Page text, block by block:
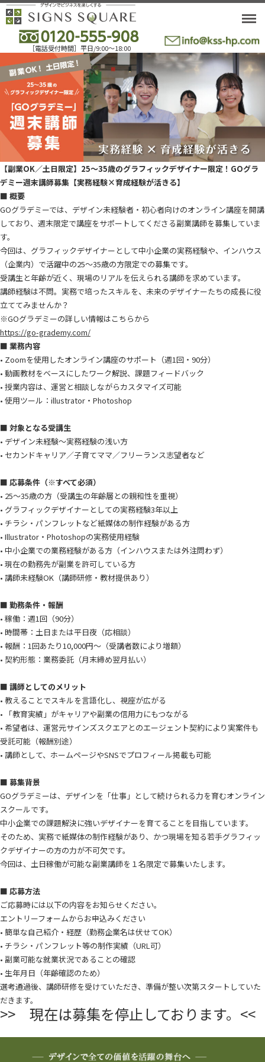
［電話受付時間］平日/9:00〜18:00
【副業OK／土日限定】25〜35歳のグラフィックデザイナー限定！GOグラ
デミー週末講師募集【実務経験×育成経験が活きる】
■ 概要
GOグラデミーでは、デザイン未経験者・初心者向けのオンライン講座を開講
しており、週末限定で講座をサポートしてくださる副業講師を募集していま
す。
今回は、グラフィックデザイナーとして中小企業の実務経験や、インハウス
（企業内）で活躍中の25〜35歳の方限定での募集です。
受講生と年齢が近く、現場のリアルを伝えられる講師を求めています。
講師経験は不問。実務で培ったスキルを、未来のデザイナーたちの成長に役
立ててみませんか？
※GOグラデミーの詳しい情報はこちらから
https://go-grademy.com/
■ 業務内容
• Zoomを使用したオンライン講座のサポート（週1回・90分）
• 動画教材をベースにしたワーク解説、課題フィードバック
• 授業内容は、運営と相談しながらカスタマイズ可能
• 使用ツール：illustrator・Photoshop
■ 対象となる受講生
• デザイン未経験〜実務経験の浅い方
• セカンドキャリア／子育てママ／フリーランス志望者など
■ 応募条件（※すべて必須）
• 25〜35歳の方（受講生の年齢層との親和性を重視）
• グラフィックデザイナーとしての実務経験3年以上
• チラシ・パンフレットなど紙媒体の制作経験がある方
• Illustrator・Photoshopの実務使用経験
• 中小企業での業務経験がある方（インハウスまたは外注問わず）
• 現在の勤務先が副業を許可している方
• 講師未経験OK（講師研修・教材提供あり）
■ 勤務条件・報酬
• 稼働：週1回（90分）
• 時間帯：土日または平日夜（応相談）
• 報酬：1回あたり10,000円〜（受講者数により増額）
• 契約形態：業務委託（月末締め翌月払い）
■ 講師としてのメリット
• 教えることでスキルを言語化し、視座が広がる
• 「教育実績」がキャリアや副業の信用力にもつながる
• 希望者は、運営元サインズスクエアとのエージェント契約により実案件も
受託可能（報酬別途）
• 講師として、ホームページやSNSでプロフィール掲載も可能
■ 募集背景
GOグラデミーは、デザインを「仕事」として続けられる力を育むオンライン
スクールです。
中小企業での課題解決に強いデザイナーを育てることを目指しています。
そのため、実務で紙媒体の制作経験があり、かつ現場を知る若手グラフィッ
クデザイナーの方の力が不可欠です。
今回は、土日稼働が可能な副業講師を１名限定で募集いたします。
■ 応募方法
ご応募時には以下の内容をお知らせください。
エントリーフォームからお申込みください
• 簡単な自己紹介・経歴（勤務企業名は伏せてOK）
• チラシ・パンフレット等の制作実績（URL可）
• 副業可能な就業状況であることの確認
• 生年月日（年齢確認のため）
選考通過後、講師研修を受けていただき、準備が整い次第スタートしていた
だきます。
>> 現在は募集を停止しております。<<